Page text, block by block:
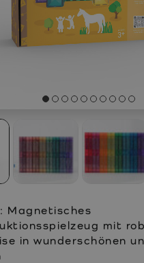
Magnetisches
mit
in wunderschönen